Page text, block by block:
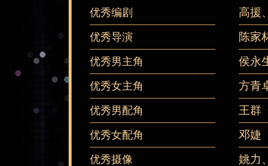
优秀编剧 高援
优秀导演 陈家
优秀男主角 侯永
优秀女主角 方青
优秀男配角 王群
优秀女配角 邓婕
优秀摄像 姚力